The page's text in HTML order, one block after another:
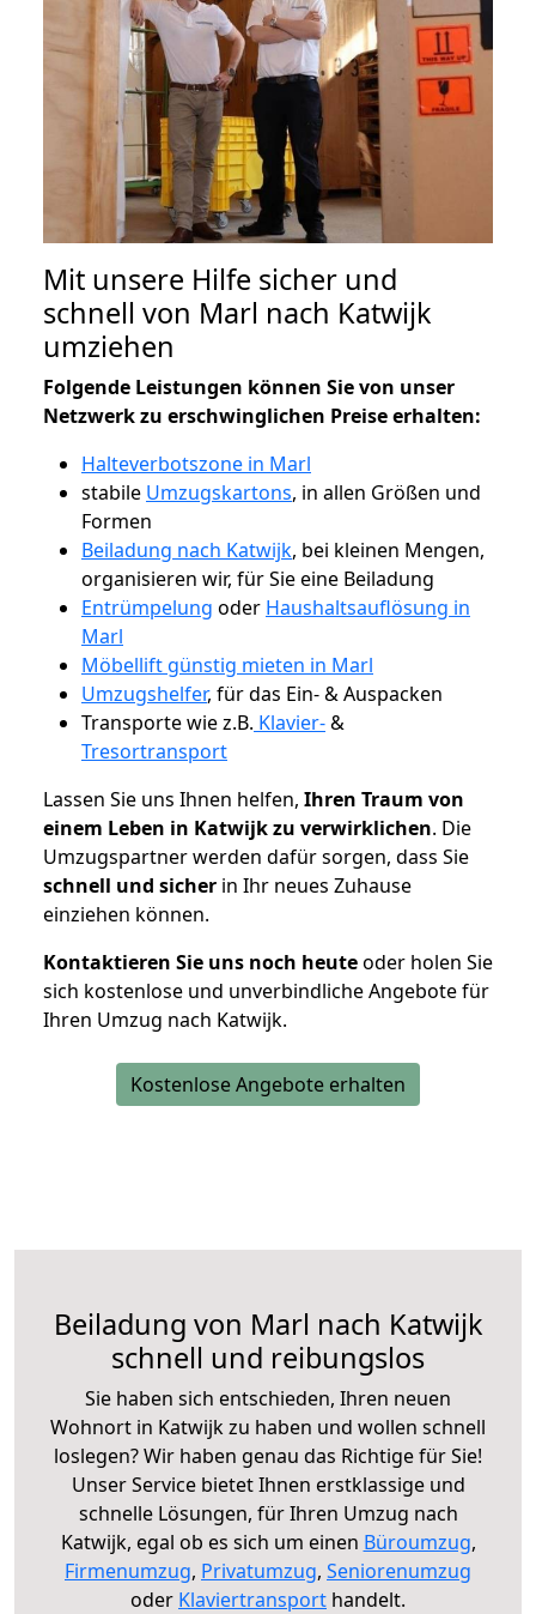
Mit unsere Hilfe sicher und
schnell von Marl nach Katwijk
umziehen
Folgende Leistungen können Sie von unser
Netzwerk zu erschwinglichen Preise erhalten:
Halteverbotszone in Marl
stabile Umzugskartons, in allen Größen und
Formen
Beiladung nach Katwijk, bei kleinen Mengen,
organisieren wir, für Sie eine Beiladung
Entrümpelung oder Haushaltsauflösung in
Marl
Möbellift günstig mieten in Marl
Umzugshelfer, für das Ein- & Auspacken
Transporte wie z.B. Klavier-&
Tresortransport
Lassen Sie uns Ihnen helfen, Ihren Traum von
einem Leben in Katwijk zu verwirklichen. Die
Umzugspartner werden dafür sorgen, dass Sie
schnell und sicher in Ihr neues Zuhause
einziehen können.
Kontaktieren Sie uns noch heuteoder holen Sie
sich kostenlose und unverbindliche Angebote für
Ihren Umzug nach Katwijk.
Kostenlose Angebote erhalten
Beiladung von Marl nach Katwijk
schnell und reibungslos
Sie haben sich entschieden, Ihren neuen
Wohnort in Katwijk zu haben und wollen schnell
loslegen? Wir haben genau das Richtige für Sie!
Unser Service bietet Ihnen erstklassige und
schnelle Lösungen, für Ihren Umzug nach
Katwijk, egal ob es sich um einen Büroumzug,
Firmenumzug, Privatumzug, Seniorenumzug
oder Klaviertransport handelt.